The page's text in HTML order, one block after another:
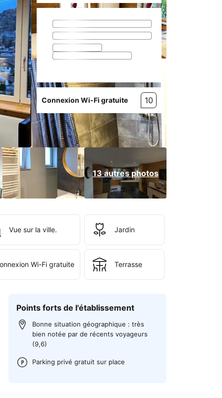
13 autres photos
Connexion Wi-Fi gratuite 10
Vue sur la ville. Jardin
Wi-Fi gratuite Terrasse
Points forts de l'établissement
Bonne situation géographique : très
bien notée par de récents voyageurs
(9,6)
Parking privé gratuit sur place